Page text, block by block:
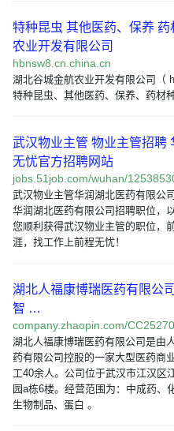
特种昆虫 其他医药、保养
农业开发有限公司
hbnsw8.cn.china.cn
湖北谷城金航农业开发有限公司（
特种昆虫、其他医药、保养、药材
武汉物业主管 物业主管招聘
无忧官方招聘网站
jobs.51job.com/wuhan/
武汉物业主管华润湖北医药有限公
华润湖北医药有限公司招聘职位，
您顺利获得武汉物业主管的职位，
涯，找工作上前程无忧！
湖北人福康博瑞医药有限公
智 …
company.zhaopin.com/
湖北人福康博瑞医药有限公司是由
药有限公司控股的一家大型医药商
工40余人。公司位于武汉市江汉区
园a栋6楼。经营范围为：中成药、
生物制品、蛋白 。